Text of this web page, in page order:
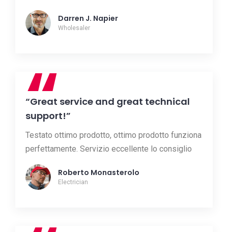
Darren J. Napier
Wholesaler
“
“Great service and great technical
support!”
Testato ottimo prodotto, ottimo prodotto funziona
perfettamente. Servizio eccellente lo consiglio
Roberto Monasterolo
Electrician